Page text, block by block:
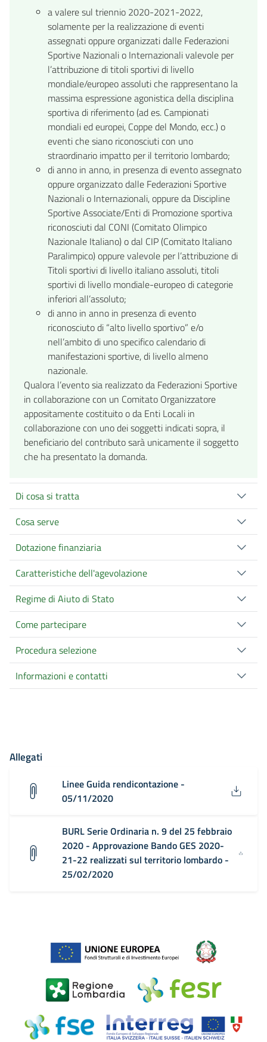
a valere sul triennio 2020-2021-2022,
solamente per la realizzazione di eventi
assegnati oppure organizzati dalle Federazioni
Sportive Nazionali o Internazionali valevole per
l’attribuzione di titoli sportivi di livello
mondiale/europeo assoluti che rappresentano la
massima espressione agonistica della disciplina
sportiva di riferimento (ad es. Campionati
mondiali ed europei, Coppe del Mondo, ecc.) o
eventi che siano riconosciuti con uno
straordinario impatto per il territorio lombardo;
di anno in anno, in presenza di evento assegnato
oppure organizzato dalle Federazioni Sportive
Nazionali o Internazionali, oppure da Discipline
Sportive Associate/Enti di Promozione sportiva
riconosciuti dal CONI (Comitato Olimpico
Nazionale Italiano) o dal CIP (Comitato Italiano
Paralimpico) oppure valevole per l’attribuzione di
Titoli sportivi di livello italiano assoluti, titoli
sportivi di livello mondiale-europeo di categorie
inferiori all’assoluto;
di anno in anno in presenza di evento
riconosciuto di “alto livello sportivo” e/o
nell’ambito di uno specifico calendario di
manifestazioni sportive, di livello almeno
nazionale.
Qualora l’evento sia realizzato da Federazioni Sportive
in collaborazione con un Comitato Organizzatore
appositamente costituito o da Enti Locali in
collaborazione con uno dei soggetti indicati sopra, il
beneficiario del contributo sarà unicamente il soggetto
che ha presentato la domanda.
Di cosa si tratta
Cosa serve
Dotazione finanziaria
Caratteristiche dell'agevolazione
Regime di Aiuto di Stato
Come partecipare
Procedura selezione
Informazioni e contatti
Allegati
Linee Guida rendicontazione -
05/11/2020
BURL Serie Ordinaria n. 9 del 25 febbraio
2020 - Approvazione Bando GES 2020-
21-22 realizzati sul territorio lombardo -
25/02/2020